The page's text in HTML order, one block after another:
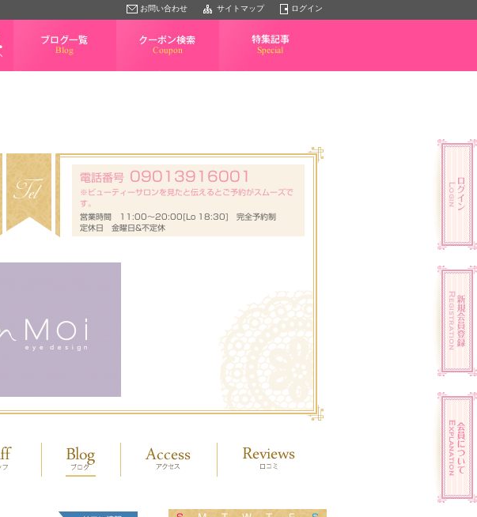
ログイン
サイトマップ
お問い合わせ
電話番号 09013916001
※ビューティーサロンを見たと伝えるとご予約がスムーズで
す。
営業時間 11:00～20:00[Lo 18:30] 完全予約制
定休日 金曜日&不定休